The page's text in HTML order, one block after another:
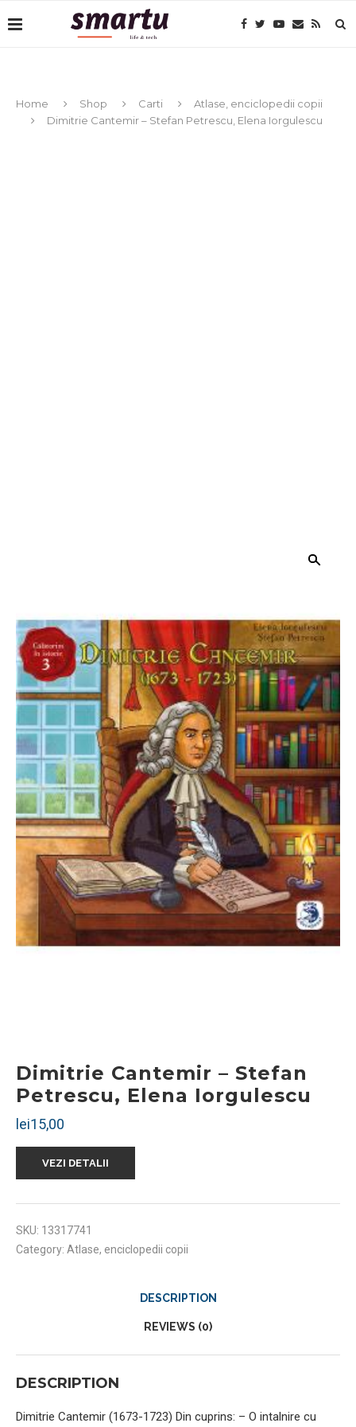
Home Shop Carti
Atlase, enciclopedii copii
Dimitrie Cantemir – Stefan Petrescu, Elena Iorgulescu
Dimitrie Cantemir – Stefan
Petrescu, Elena Iorgulescu
lei15,00
VEZI DETALII
SKU: 13317741
Category: Atlase, enciclopedii copii
DESCRIPTION
REVIEWS (0)
DESCRIPTION
Dimitrie Cantemir (1673-1723) Din cuprins: – O intalnire cu